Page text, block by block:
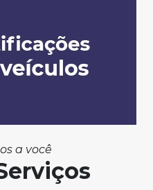
a você